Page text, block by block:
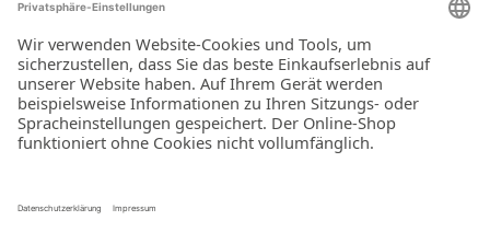
385 reviews from real customers
(last 12 months)
Total: 11283
Die Auswahl und die
Einfachheit der
Bestellung.